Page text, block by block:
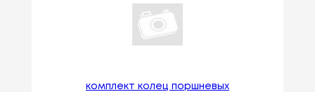
комплект колец поршневых